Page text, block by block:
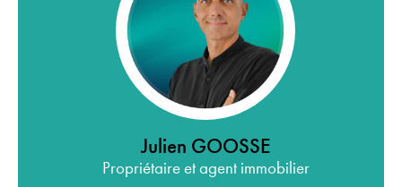
Julien GOOSSE
Propriétaire et agent immobilier